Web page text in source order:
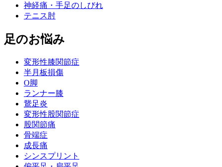
神経痛・手足のしびれ
テニス肘
足のお悩み
変形性膝関節症
半月板損傷
O脚
ランナー膝
鵞足炎
変形性股関節症
股関節痛
骨端症
成長痛
シンスプリント